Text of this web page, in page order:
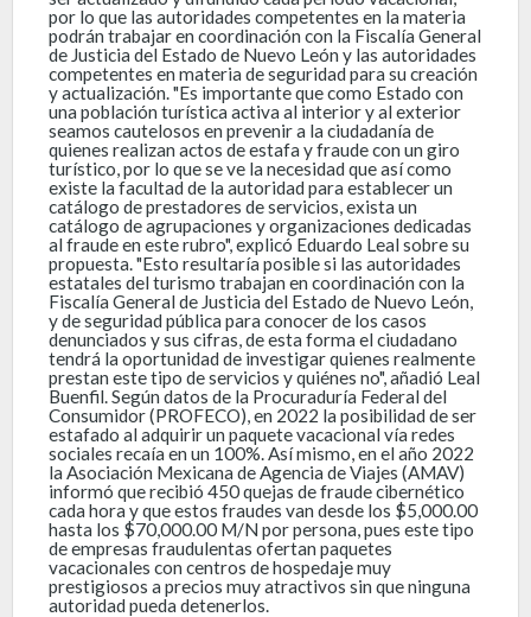
por lo que las autoridades competentes en la materia
podrán trabajar en coordinación con la Fiscalía General
de Justicia del Estado de Nuevo León y las autoridades
competentes en materia de seguridad para su creación
y actualización. "Es importante que como Estado con
una población turística activa al interior y al exterior
seamos cautelosos en prevenir a la ciudadanía de
quienes realizan actos de estafa y fraude con un giro
turístico, por lo que se ve la necesidad que así como
existe la facultad de la autoridad para establecer un
catálogo de prestadores de servicios, exista un
catálogo de agrupaciones y organizaciones dedicadas
al fraude en este rubro", explicó Eduardo Leal sobre su
propuesta. "Esto resultaría posible si las autoridades
estatales del turismo trabajan en coordinación con la
Fiscalía General de Justicia del Estado de Nuevo León,
y de seguridad pública para conocer de los casos
denunciados y sus cifras, de esta forma el ciudadano
tendrá la oportunidad de investigar quienes realmente
prestan este tipo de servicios y quiénes no", añadió Leal
Buenfil. Según datos de la Procuraduría Federal del
Consumidor (PROFECO), en 2022 la posibilidad de ser
estafado al adquirir un paquete vacacional vía redes
sociales recaía en un 100%. Así mismo, en el año 2022
la Asociación Mexicana de Agencia de Viajes (AMAV)
informó que recibió 450 quejas de fraude cibernético
cada hora y que estos fraudes van desde los $5,000.00
hasta los $70,000.00 M/N por persona, pues este tipo
de empresas fraudulentas ofertan paquetes
vacacionales con centros de hospedaje muy
prestigiosos a precios muy atractivos sin que ninguna
autoridad pueda detenerlos.